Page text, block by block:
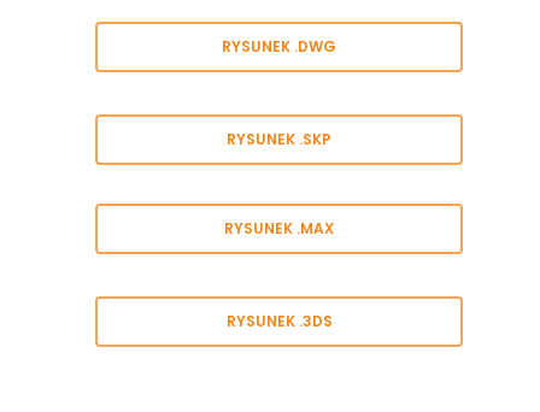
RYSUNEK .DWG
RYSUNEK .SKP
RYSUNEK .MAX
RYSUNEK .3DS
Strona
O Nas
O Nas
Urządzenia
SERIA INTEGRACYJNA
Realizacje
Serwis